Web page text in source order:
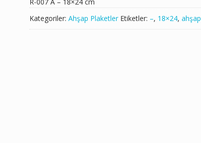
Kategoriler: Ahşap Plaketler Etiketler: –, 18×24, ahşap